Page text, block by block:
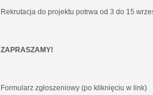
Rekrutacja do projektu potrwa od 3 do 15
ZAPRASZAMY!
Formularz zgłoszeniowy (po kliknięciu w link)